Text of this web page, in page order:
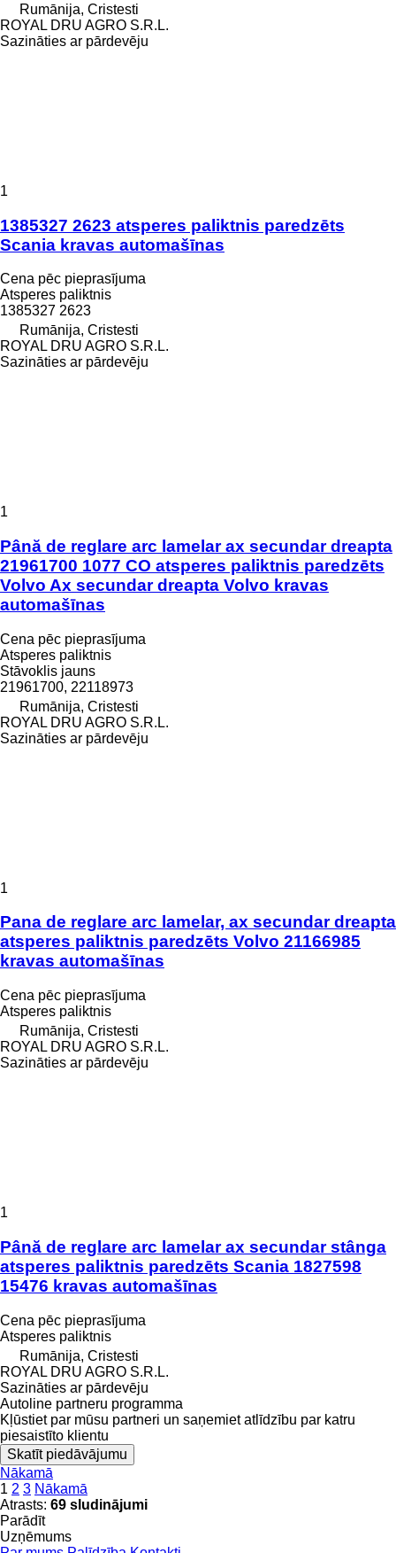
Rumānija, Cristesti
ROYAL DRU AGRO S.R.L.
Sazināties ar pārdevēju
1
1385327 2623 atsperes paliktnis paredzēts
Scania kravas automašīnas
Cena pēc pieprasījuma
Atsperes paliktnis
1385327 2623
Rumānija, Cristesti
ROYAL DRU AGRO S.R.L.
Sazināties ar pārdevēju
1
Până de reglare arc lamelar ax secundar dreapta
21961700 1077 CO atsperes paliktnis paredzēts
Volvo Ax secundar dreapta Volvo kravas
automašīnas
Cena pēc pieprasījuma
Atsperes paliktnis
Stāvoklis jauns
21961700, 22118973
Rumānija, Cristesti
ROYAL DRU AGRO S.R.L.
Sazināties ar pārdevēju
1
Pana de reglare arc lamelar, ax secundar dreapta
atsperes paliktnis paredzēts Volvo 21166985
kravas automašīnas
Cena pēc pieprasījuma
Atsperes paliktnis
Rumānija, Cristesti
ROYAL DRU AGRO S.R.L.
Sazināties ar pārdevēju
1
Până de reglare arc lamelar ax secundar stânga
atsperes paliktnis paredzēts Scania 1827598
15476 kravas automašīnas
Cena pēc pieprasījuma
Atsperes paliktnis
Rumānija, Cristesti
ROYAL DRU AGRO S.R.L.
Sazināties ar pārdevēju
Autoline partneru programma
Kļūstiet par mūsu partneri un saņemiet atlīdzību par katru
piesaistīto klientu
Skatīt piedāvājumu
Nākamā
1 2 3 Nākamā
Atrasts: 69 sludinājumi
Parādīt
Uzņēmums